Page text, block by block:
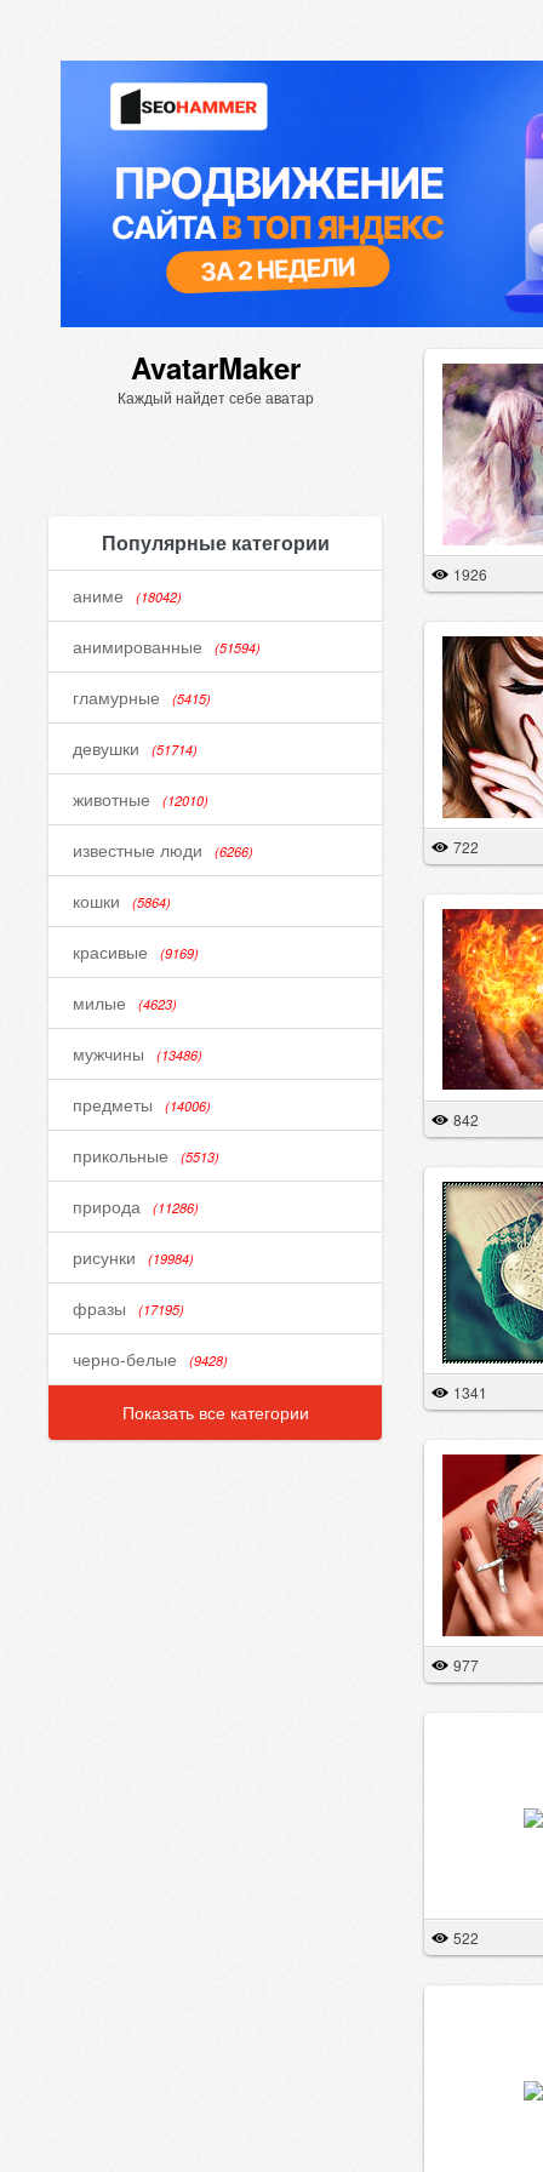
AvatarMaker
Каждый найдет себе аватар
Популярные категории
аниме (18042)
анимированные (51594)
гламурные (5415)
девушки (51714)
животные (12010)
известные люди (6266)
кошки (5864)
красивые (9169)
милые (4623)
мужчины (13486)
предметы (14006)
прикольные (5513)
природа (11286)
рисунки (19984)
фразы (17195)
черно-белые (9428)
Показать все категории
1926
722
842
1341
977
522